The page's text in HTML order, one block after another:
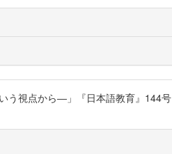
う視点から―」『日本語教育』144号